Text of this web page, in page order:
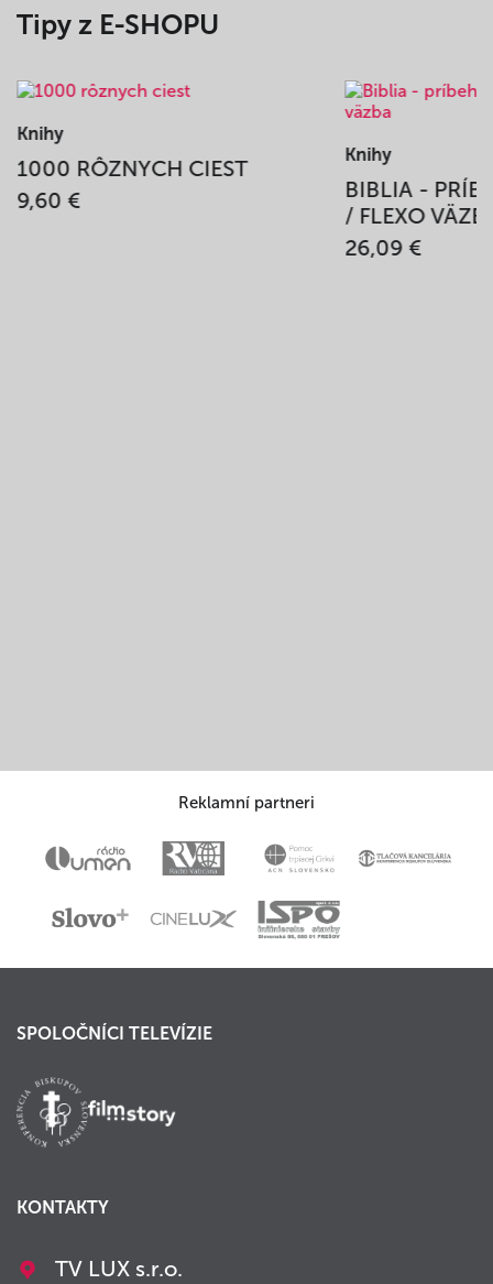
Tipy z E-SHOPU
Knihy
1000 RÔZNYCH CIEST
9,60 €
Knihy
BIBLIA -
/ FLEXO
26,09 €
Reklamní partneri
SPOLOČNÍCI TELEVÍZIE
KONTAKTY
TV LUX s.r.o.